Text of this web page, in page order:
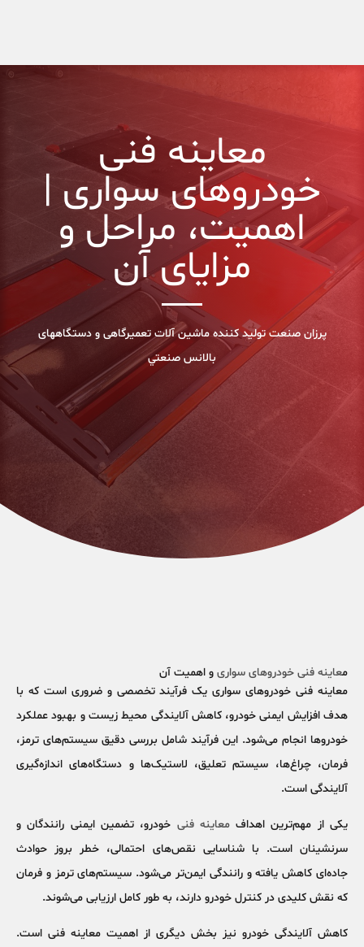
معاینه فنی
خودروهای سواری |
اهمیت، مراحل و
مزایای آن
پرزان صنعت توليد کننده ماشين آلات تعميرگاهی و دستگاههای
بالانس صنعتي
معاینه فنی خودروهای سواری و اهمیت آن
معاینه فنی خودروهای سواری یک فرآیند تخصصی و ضروری است که با
هدف افزایش ایمنی خودرو، کاهشآلایندگی محیط زیست و بهبود عملکرد
خودروها انجام می‌شود. این فرآیند شامل بررسی دقیق سیستم‌های ترمز،
فرمان، چراغ‌ها، سیستم تعلیق، لاستیک‌ها و دستگاه‌های اندازه‌گیری
آلایندگی است.
یکی از مهم‌ترین اهدافمعاینه فنی خودرو، تضمینایمنی رانندگان و
سرنشینان است. با شناسایی نقص‌های احتمالی، خطر بروز حوادث
جاده‌ای کاهش یافته و رانندگی ایمن‌تر می‌شود. سیستم‌های ترمز و فرمان
که نقش کلیدی در کنترل خودرو دارند، به طور کامل ارزیابی می‌شوند.
کاهش آلایندگی خودرو نیز بخش دیگری از اهمیت معاینه فنی است.